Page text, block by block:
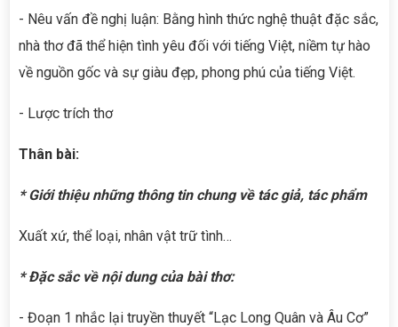
- Nêu vấn đề nghị luận: Bằng hình thức nghệ thuật đặc sắc,
nhà thơ đã thể hiện tình yêu đối với tiếng Việt, niềm tự hào
về nguồn gốc và sự giàu đẹp, phong phú của tiếng Việt.
- Lược trích thơ
Thân bài:
* Giới thiệu những thông tin chung về tác giả, tác phẩm
Xuất xứ, thể loại, nhân vật trữ tình…
* Đặc sắc về nội dung của bài thơ:
- Đoạn 1 nhắc lại truyền thuyết “Lạc Long Quân và Âu Cơ”